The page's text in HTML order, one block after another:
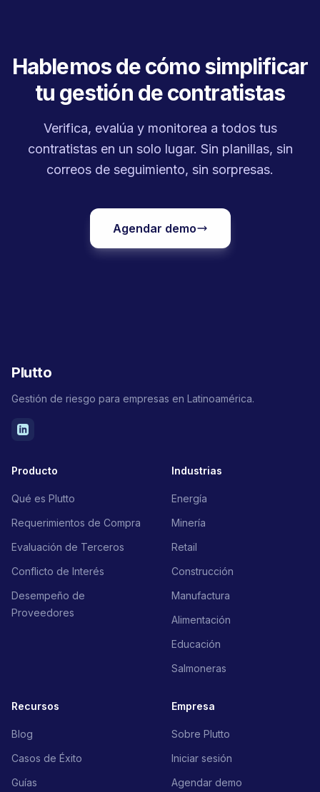
Hablemos de cómo simplificar
tu gestión de contratistas
Verifica, evalúa y monitorea a todos tus
contratistas en un solo lugar. Sin planillas, sin
correos de seguimiento, sin sorpresas.
Agendar demo
Plutto
Gestión de riesgo para empresas en Latinoamérica.
Producto
Qué es Plutto
Requerimientos de Compra
Evaluación de Terceros
Conflicto de Interés
Desempeño de
Proveedores
Industrias
Energía
Minería
Retail
Construcción
Manufactura
Alimentación
Educación
Salmoneras
Recursos
Blog
Casos de Éxito
Guías
Empresa
Sobre Plutto
Iniciar sesión
Agendar demo